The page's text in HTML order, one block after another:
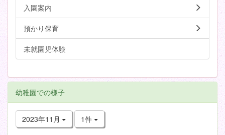
入園案内
預かり保育
未就園児体験
幼稚園での様子
2023年11月 1件